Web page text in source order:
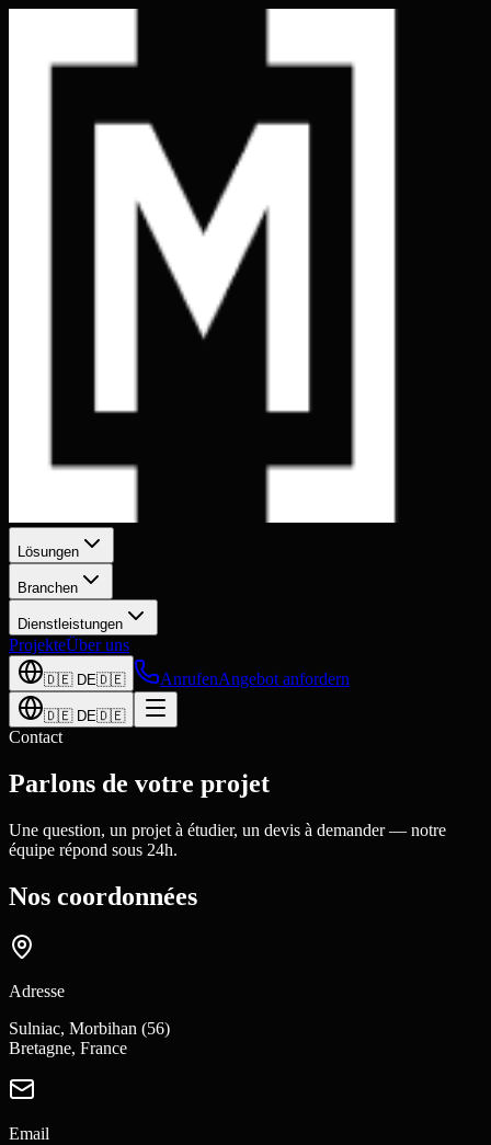
Lösungen
Branchen
Dienstleistungen
ProjekteÜber uns
🇩🇪 DE🇩🇪 AnrufenAngebot anfordern
🇩🇪 DE🇩🇪
Contact
Parlons de votre projet
Une question, un projet à étudier, un devis à demander — notre
équipe répond sous 24h.
Nos coordonnées
Adresse
Sulniac, Morbihan (56)
Bretagne, France
Email